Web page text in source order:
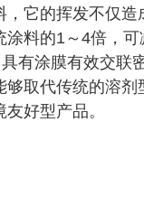
它的挥发不仅
料的1～4倍，
有涂膜有效交联
取代传统的溶
好型产品。